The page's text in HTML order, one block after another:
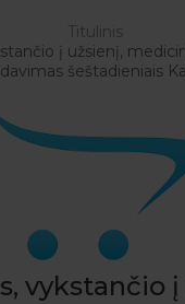
Titulinis
į užsienį,
šeštadieniais
vykstančio